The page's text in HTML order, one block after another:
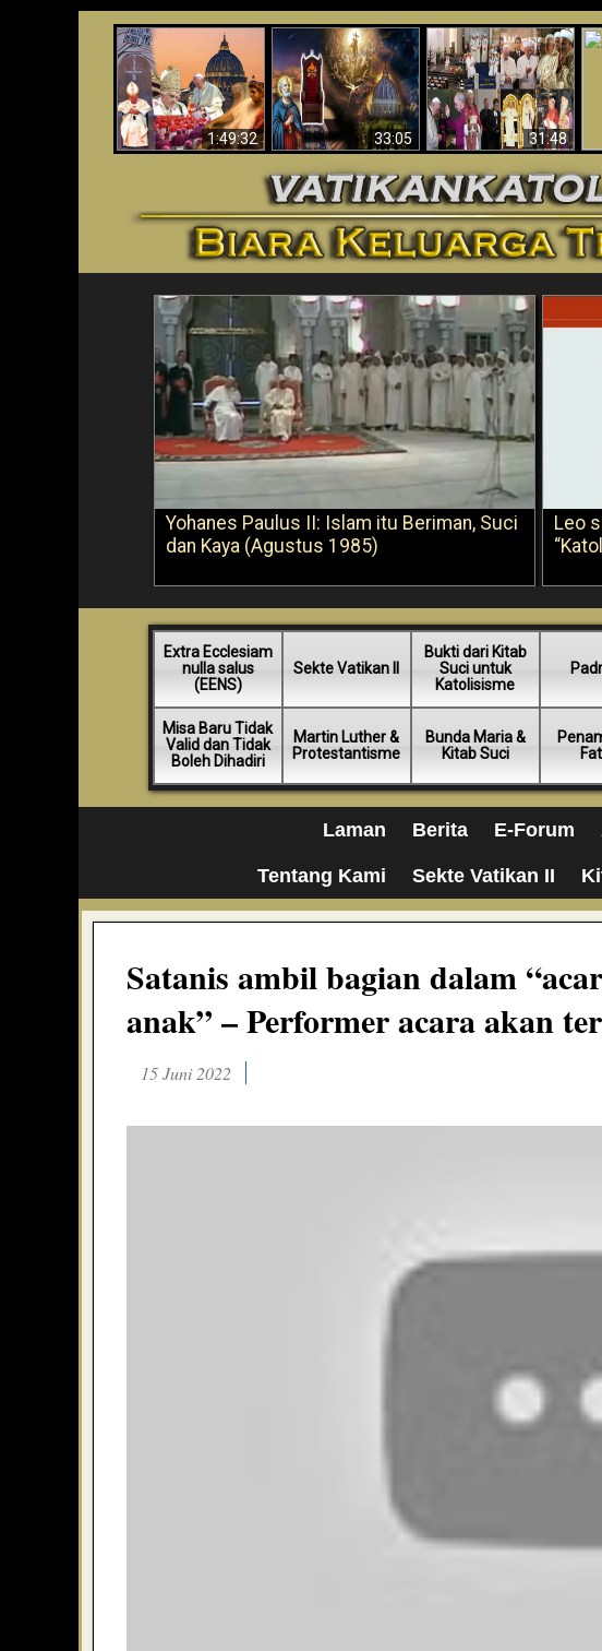
1:49:32
Wahyu di Vatikan
Sekarang
33:05
Apakah Alkitab
Memprediksikan 70
Tahun Tanpa
Seorang Paus?
31:48
Vatikan II Adalah
Agama Baru
Yohanes Paulus II: Islam itu Beriman, Suci
dan Kaya (Agustus 1985)
Leo
Extra Ecclesiam
nulla salus
(EENS)
Sekte Vatikan II
Bukti dari Kitab
Suci untuk
Katolisisme
Misa Baru Tidak
Valid dan Tidak
Boleh Dihadiri
Martin Luther &
Protestantisme
Bunda Maria &
Kitab Suci
Laman Berita E-Forum
Tentang Kami Sekte Vatikan II
Satanis ambil bagian dalam
anak” – Performer acara akan
15 Juni 2022